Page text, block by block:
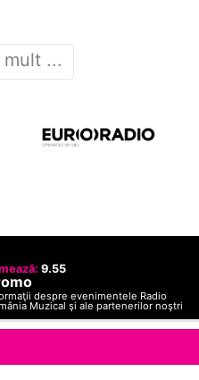
mult ...
9.55
despre evenimentele Radio
Muzical şi ale partenerilor noştri